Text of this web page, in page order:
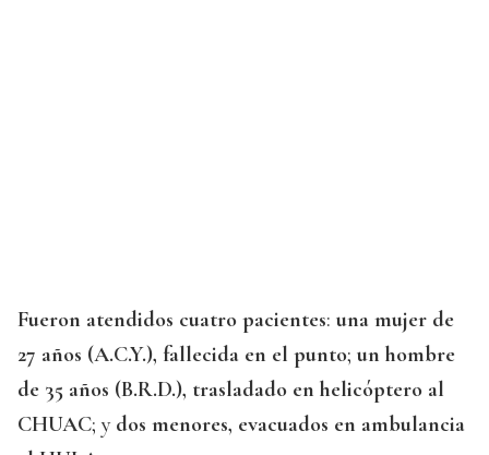
Fueron atendidos cuatro pacientes: una mujer de
27 años (A.C.Y.), fallecida en el punto; un hombre
de 35 años (B.R.D.), trasladado en helicóptero al
CHUAC; y dos menores, evacuados en ambulancia